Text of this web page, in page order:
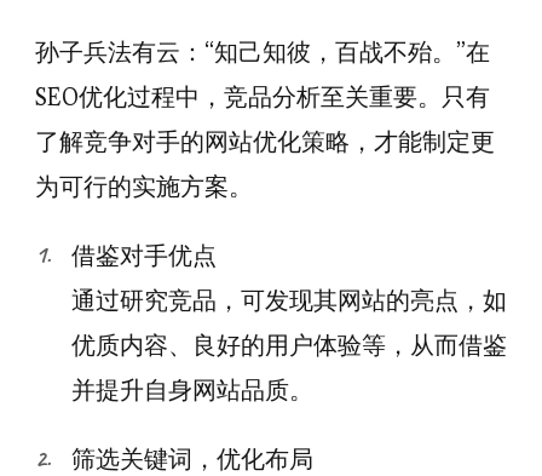
孙子兵法有云：“知己知彼，百战不殆。”在
SEO优化过程中，竞品分析至关重要。只有
了解竞争对手的网站优化策略，才能制定更
为可行的实施方案。
借鉴对手优点
通过研究竞品，可发现其网站的亮点，如
优质内容、良好的用户体验等，从而借鉴
并提升自身网站品质。
筛选关键词，优化布局